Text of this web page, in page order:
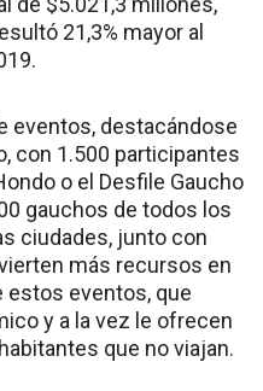
21,3% mayor al
eventos, destacándose
con 1.500 participantes
o el Desfile Gaucho
gauchos de todos los
ciudades, junto con
más recursos en
estos eventos, que
y a la vez le ofrecen
que no viajan.